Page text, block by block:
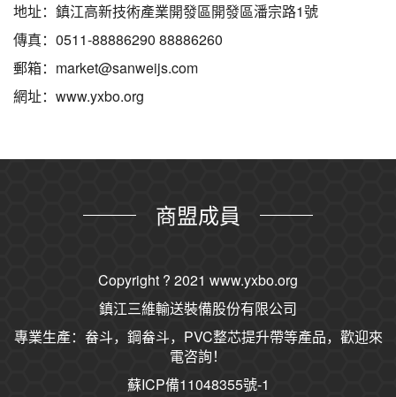
地址：鎮江高新技術產業開發區開發區潘宗路1號
傳真：0511-88886290 88886260
郵箱：market@sanweijs.com
網址：www.yxbo.org
商盟成員
Copyright ? 2021 www.yxbo.org
鎮江三維輸送裝備股份有限公司
專業生產：畚斗，鋼畚斗，PVC整芯提升帶等產品，歡迎來
電咨詢！
蘇ICP備11048355號-1